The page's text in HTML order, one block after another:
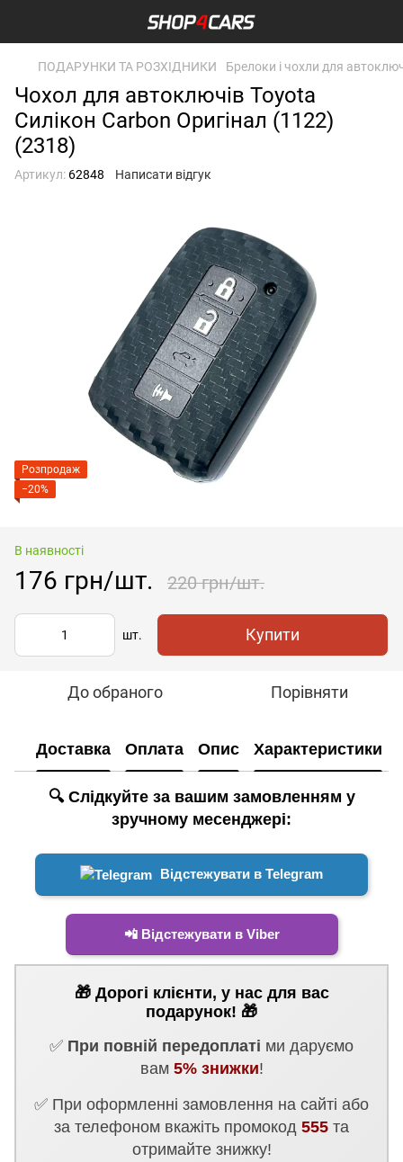
ПОДАРУНКИ ТА РОЗХІДНИКИ Брелоки і чохли для
Чохол для автоключів Toyota
Силікон Carbon Оригінал (1122)
(2318)
Артикул: 62848 Написати відгук
Розпродаж
−20%
В наявності
176 грн/шт. 220 грн/шт.
шт. Купити
До обраного Порівняти
Доставка Оплата Опис Характеристики
🔍 Слідкуйте за вашим замовленням у
зручному месенджері:
Відстежувати в Telegram
📲 Відстежувати в Viber
🎁 Дорогі клієнти, у нас для вас
подарунок! 🎁
✅ При повній передоплаті ми даруємо
вам 5% знижки!
✅ При оформленні замовлення на сайті або
за телефоном вкажіть промокод 555 та
отримайте знижку!